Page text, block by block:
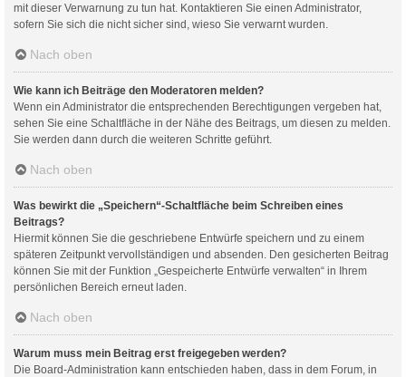
mit dieser Verwarnung zu tun hat. Kontaktieren Sie einen Administrator,
sofern Sie sich die nicht sicher sind, wieso Sie verwarnt wurden.
Nach oben
Wie kann ich Beiträge den Moderatoren melden?
Wenn ein Administrator die entsprechenden Berechtigungen vergeben hat,
sehen Sie eine Schaltfläche in der Nähe des Beitrags, um diesen zu melden.
Sie werden dann durch die weiteren Schritte geführt.
Nach oben
Was bewirkt die „Speichern“-Schaltfläche beim Schreiben eines
Beitrags?
Hiermit können Sie die geschriebene Entwürfe speichern und zu einem
späteren Zeitpunkt vervollständigen und absenden. Den gesicherten Beitrag
können Sie mit der Funktion „Gespeicherte Entwürfe verwalten“ in Ihrem
persönlichen Bereich erneut laden.
Nach oben
Warum muss mein Beitrag erst freigegeben werden?
Die Board-Administration kann entschieden haben, dass in dem Forum, in